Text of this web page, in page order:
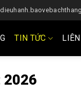
TIN TỨC
2026